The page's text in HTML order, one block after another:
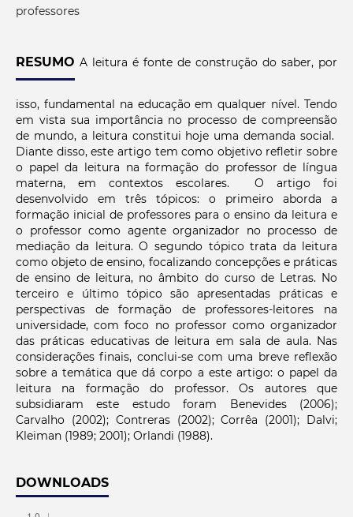
professores
RESUMO A leitura é fonte de construção do saber, por
isso, fundamental na educação em qualquer nível. Tendo
em vista sua importância no processo de compreensão
de mundo, a leitura constitui hoje uma demanda social.
Diante disso, este artigo tem como objetivo refletir sobre
o papel da leitura na formação do professor de língua
materna, em contextos escolares. O artigo foi
desenvolvido em três tópicos: o primeiro aborda a
formação inicial de professores para o ensino da leitura e
o professor como agente organizador no processo de
mediação da leitura. O segundo tópico trata da leitura
como objeto de ensino, focalizando concepções e práticas
de ensino de leitura, no âmbito do curso de Letras. No
terceiro e último tópico são apresentadas práticas e
perspectivas de formação de professores-leitores na
universidade, com foco no professor como organizador
das práticas educativas de leitura em sala de aula. Nas
considerações finais, conclui-se com uma breve reflexão
sobre a temática que dá corpo a este artigo: o papel da
leitura na formação do professor. Os autores que
subsidiaram este estudo foram Benevides (2006);
Carvalho (2002); Contreras (2002); Corrêa (2001); Dalvi;
Kleiman (1989; 2001); Orlandi (1988).
DOWNLOADS